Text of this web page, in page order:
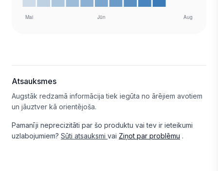
Atsauksmes
Augstāk redzamā informācija tiek iegūta no ārējiem avotiem
un jāuztver kā orientējoša.
Pamanīji neprecizitāti par šo produktu vai tev ir ieteikumi
uzlabojumiem? Sūti atsauksmi vai Ziņot par problēmu .